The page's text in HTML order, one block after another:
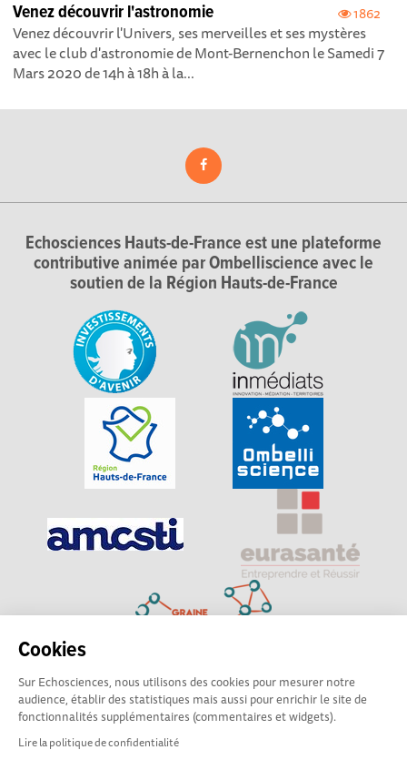
Cookies
Sur Echosciences, nous utilisons des cookies pour mesurer notre
audience, établir des statistiques mais aussi pour enrichir le site de
fonctionnalités supplémentaires (commentaires et widgets).
Lire la politique de confidentialité
1862
Venez découvrir l'astronomie
Venez découvrir l'Univers, ses merveilles et ses mystères
avec le club d'astronomie de Mont-Bernenchon le Samedi 7
Mars 2020 de 14h à 18h à la...
Echosciences Hauts-de-France est une plateforme
contributive animée par Ombelliscience avec le
soutien de la Région Hauts-de-France
Explorer, s’exprimer, rentrer en contact : Echosciences
Hauts-de-France est le réseau social des amateurs de
sciences et de technologies du territoire